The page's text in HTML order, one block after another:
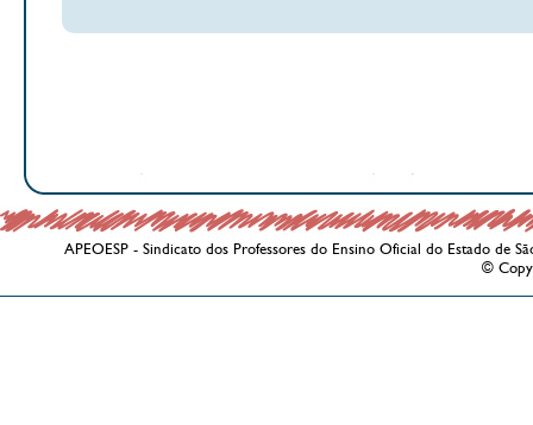
APEOESP - Sindicato dos Professores do Ensino Oficial do Estado de
©